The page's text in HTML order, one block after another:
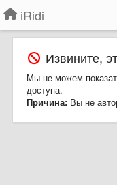
iRidi
Извините,
Мы не можем
доступа.
Причина: Вы не